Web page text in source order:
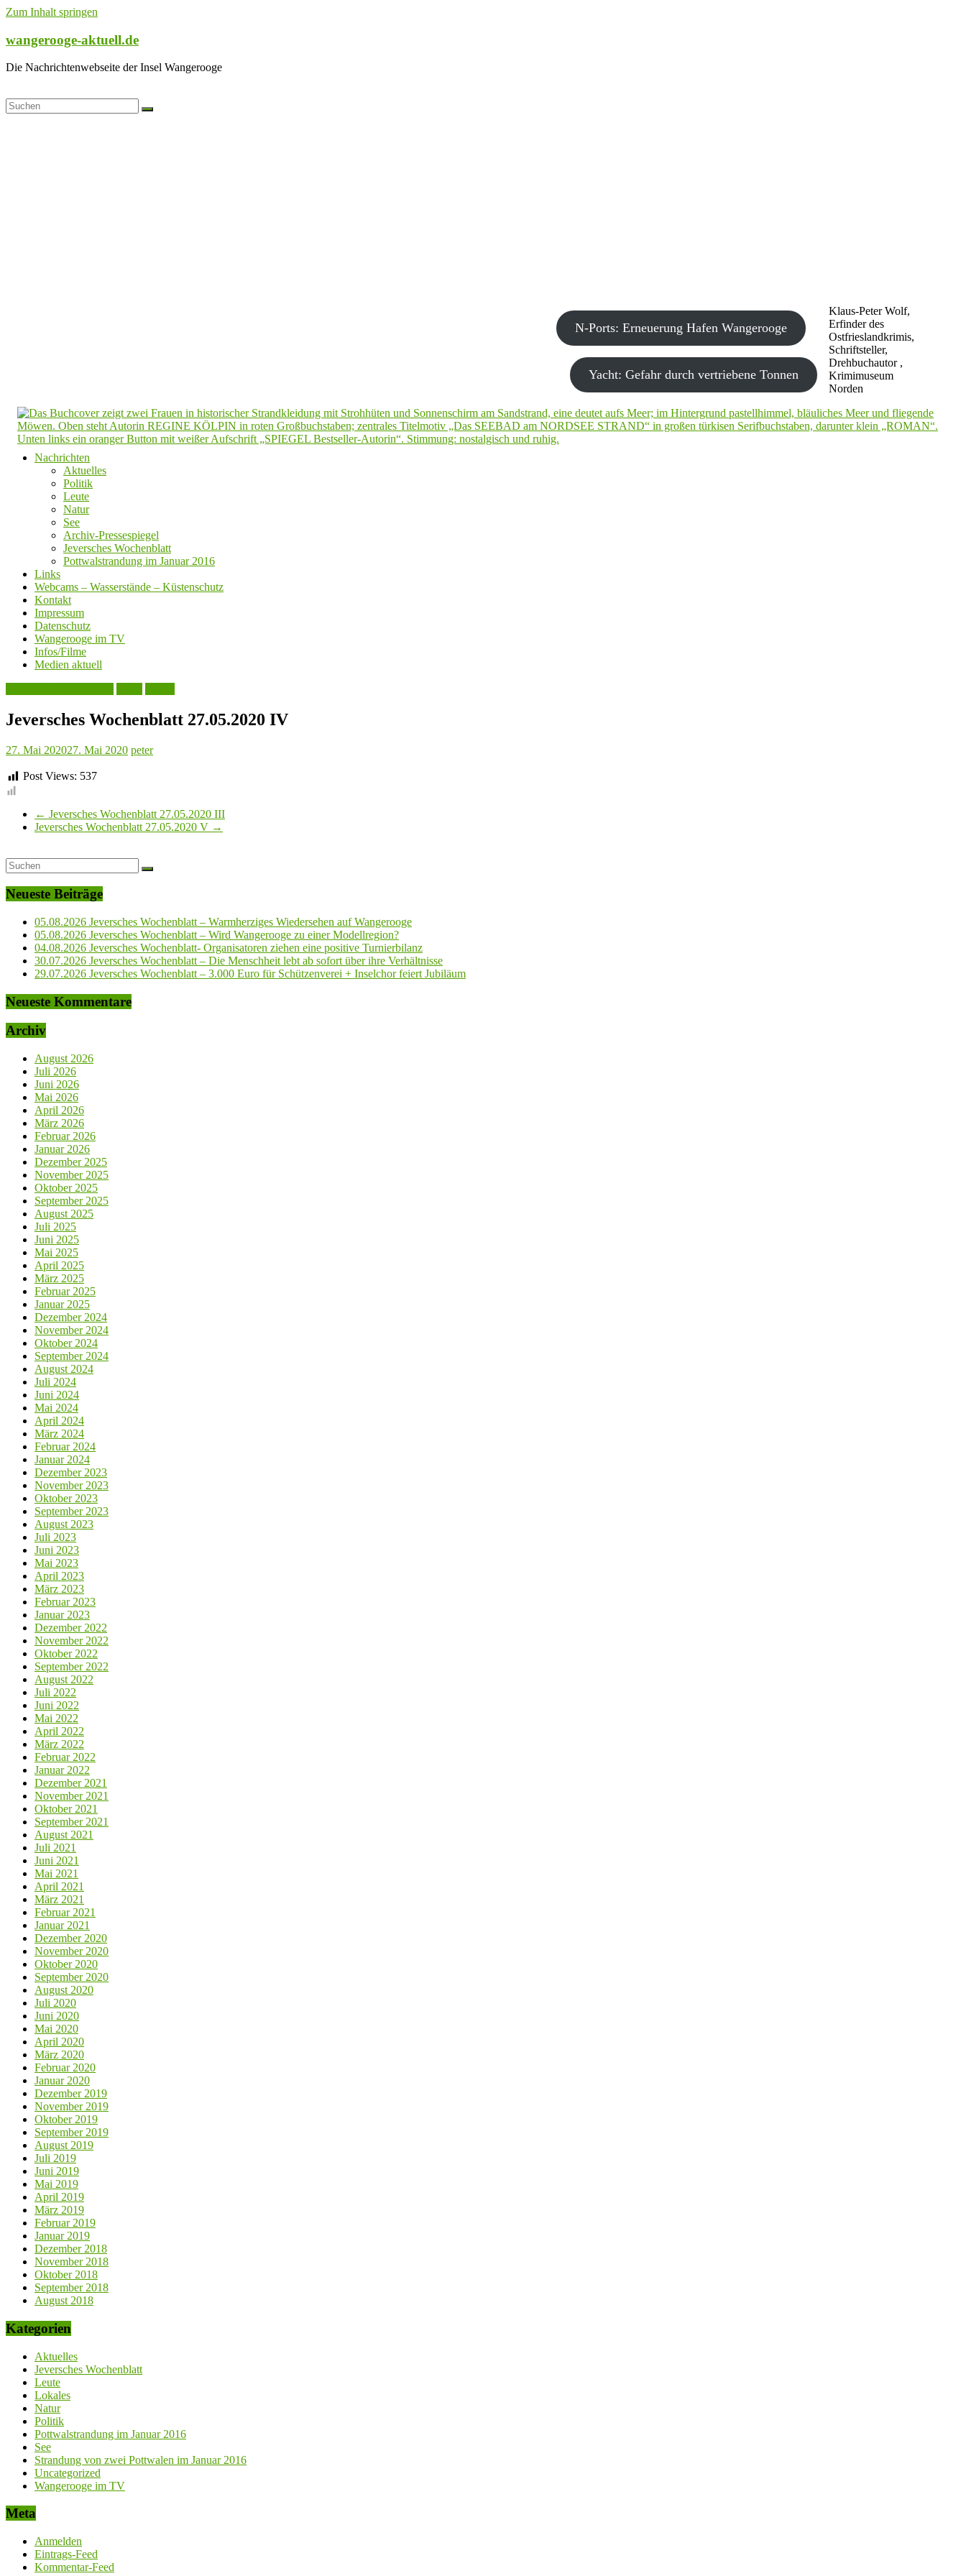
Zum Inhalt springen
wangerooge-aktuell.de
Die Nachrichtenwebseite der Insel Wangerooge
Klaus-Peter Wolf,
Erfinder des
Ostfrieslandkrimis,
Schriftsteller,
Drehbuchautor ,
Krimimuseum
Norden
N-Ports: Erneuerung Hafen Wangerooge
Yacht: Gefahr durch vertriebene Tonnen
Nachrichten
Aktuelles
Politik
Leute
Natur
See
Archiv-Pressespiegel
Jeversches Wochenblatt
Pottwalstrandung im Januar 2016
Links
Webcams – Wasserstände – Küstenschutz
Kontakt
Impressum
Datenschutz
Wangerooge im TV
Infos/Filme
Medien aktuell
Jeversches Wochenblatt 27.05.2020 IV
27. Mai 202027. Mai 2020 peter
Post Views: 537
← Jeversches Wochenblatt 27.05.2020 III
Jeversches Wochenblatt 27.05.2020 V →
Neueste Beiträge
05.08.2026 Jeversches Wochenblatt – Warmherziges Wiedersehen auf Wangerooge
05.08.2026 Jeversches Wochenblatt – Wird Wangerooge zu einer Modellregion?
04.08.2026 Jeversches Wochenblatt- Organisatoren ziehen eine positive Turnierbilanz
30.07.2026 Jeversches Wochenblatt – Die Menschheit lebt ab sofort über ihre Verhältnisse
29.07.2026 Jeversches Wochenblatt – 3.000 Euro für Schützenverei + Inselchor feiert Jubiläum
Neueste Kommentare
Archiv
August 2026
Juli 2026
Juni 2026
Mai 2026
April 2026
März 2026
Februar 2026
Januar 2026
Dezember 2025
November 2025
Oktober 2025
September 2025
August 2025
Juli 2025
Juni 2025
Mai 2025
April 2025
März 2025
Februar 2025
Januar 2025
Dezember 2024
November 2024
Oktober 2024
September 2024
August 2024
Juli 2024
Juni 2024
Mai 2024
April 2024
März 2024
Februar 2024
Januar 2024
Dezember 2023
November 2023
Oktober 2023
September 2023
August 2023
Juli 2023
Juni 2023
Mai 2023
April 2023
März 2023
Februar 2023
Januar 2023
Dezember 2022
November 2022
Oktober 2022
September 2022
August 2022
Juli 2022
Juni 2022
Mai 2022
April 2022
März 2022
Februar 2022
Januar 2022
Dezember 2021
November 2021
Oktober 2021
September 2021
August 2021
Juli 2021
Juni 2021
Mai 2021
April 2021
März 2021
Februar 2021
Januar 2021
Dezember 2020
November 2020
Oktober 2020
September 2020
August 2020
Juli 2020
Juni 2020
Mai 2020
April 2020
März 2020
Februar 2020
Januar 2020
Dezember 2019
November 2019
Oktober 2019
September 2019
August 2019
Juli 2019
Juni 2019
Mai 2019
April 2019
März 2019
Februar 2019
Januar 2019
Dezember 2018
November 2018
Oktober 2018
September 2018
August 2018
Kategorien
Aktuelles
Jeversches Wochenblatt
Leute
Lokales
Natur
Politik
Pottwalstrandung im Januar 2016
See
Strandung von zwei Pottwalen im Januar 2016
Uncategorized
Wangerooge im TV
Meta
Anmelden
Eintrags-Feed
Kommentar-Feed